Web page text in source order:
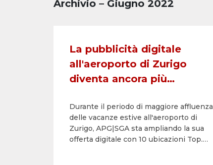
Archivio – Giugno 2022
La pubblicità digitale
all'aeroporto di Zurigo
diventa ancora più
XXL Arrivo 1
Durante il periodo di maggiore affluenza
delle vacanze estive all'aeroporto di
Zurigo, APG|SGA sta ampliando la sua
offerta digitale con 10 ubicazioni Top.